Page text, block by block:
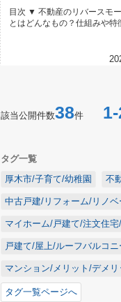
目次 ▼ 不動産のリバースモーゲージ
とはどんなもの？仕組みや
該当公開件数38件 1-
タグ一覧
厚木市/子育て/幼稚園
不
中古戸建/リフォーム/リノベ
マイホーム/戸建て/注文住
戸建て/屋上/ルーフバルコニ
マンション/メリット/デメリ
タグ一覧ページへ